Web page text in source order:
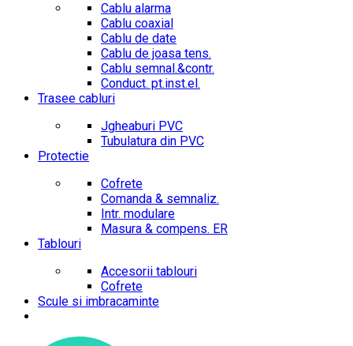
Cablu alarma
Cablu coaxial
Cablu de date
Cablu de joasa tens.
Cablu semnal.&contr.
Conduct. pt.inst.el.
Trasee cabluri
Jgheaburi PVC
Tubulatura din PVC
Protectie
Cofrete
Comanda & semnaliz.
Intr. modulare
Masura & compens. ER
Tablouri
Accesorii tablouri
Cofrete
Scule si imbracaminte